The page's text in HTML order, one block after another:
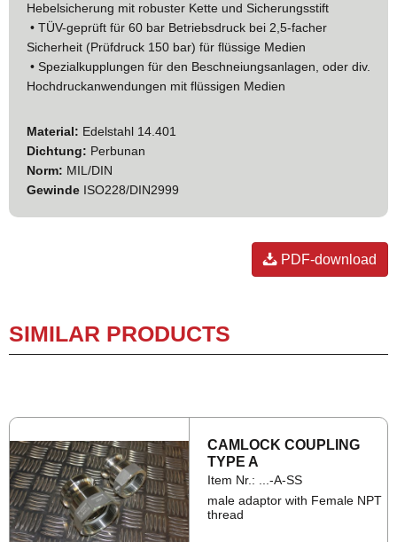
Hebelsicherung mit robuster Kette und Sicherungsstift
• TÜV-geprüft für 60 bar Betriebsdruck bei 2,5-facher
Sicherheit (Prüfdruck 150 bar) für flüssige Medien
• Spezialkupplungen für den Beschneiungsanlagen, oder div.
Hochdruckanwendungen mit flüssigen Medien
Material: Edelstahl 14.401
Dichtung: Perbunan
Norm: MIL/DIN
Gewinde ISO228/DIN2999
PDF-download
SIMILAR PRODUCTS
CAM­LOCK COUP­LING
TYPE A
Item Nr.: ...-A-SS
male adaptor with Female NPT
thread